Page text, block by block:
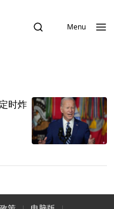
Menu
时炸